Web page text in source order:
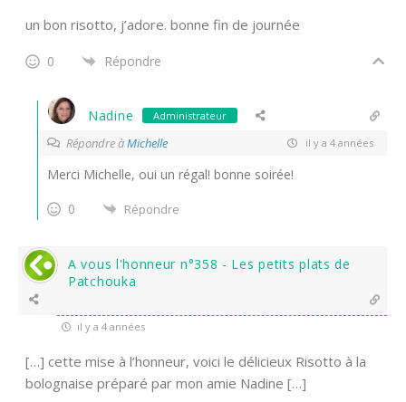
un bon risotto, j’adore. bonne fin de journée
0 Répondre
Nadine Administrateur
Répondre àMichelle il y a 4 années
Merci Michelle, oui un régal! bonne soirée!
0
Répondre
A vous l'honneur n°358 - Les petits plats de
Patchouka
il y a 4 années
[…] cette mise à l’honneur, voici le délicieux Risotto à la
bolognaise préparé par mon amie Nadine […]